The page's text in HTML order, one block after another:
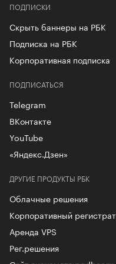
ПОДПИСКИ
Скрыть баннеры на РБК
Подписка на РБК
Корпоративная подписка
ДРУГИЕ ПРОДУКТЫ РБК
Облачные решения
Корпоративный
Аренда VPS
Рег.решения
ПОДПИСАТЬСЯ
Telegram
ВКонтакте
YouTube
«Яндекс.Дзен»